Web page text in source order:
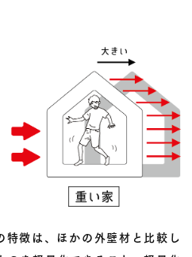
特徴は、ほかの外壁材と比較し